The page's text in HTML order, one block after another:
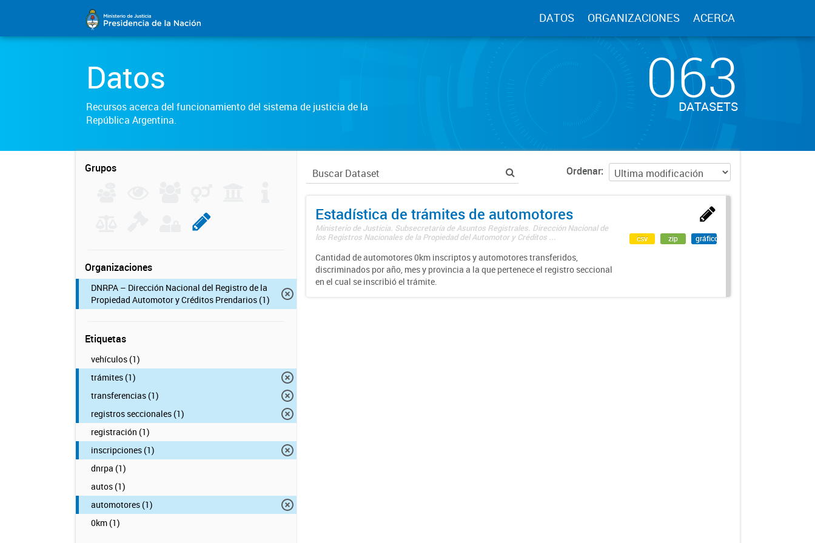
DATOS ORGANIZACIONES ACERCA
Datos
Recursos acerca del funcionamiento del sistema de justicia de la
República Argentina.
063
DATASETS
Grupos
Organizaciones
DNRPA – Dirección Nacional del Registro de la
Propiedad Automotor y Créditos Prendarios (1)
Etiquetas
vehículos (1)
trámites (1)
transferencias (1)
registros seccionales (1)
registración (1)
inscripciones (1)
dnrpa (1)
autos (1)
automotores (1)
0km (1)
Ordenar
Estadística de trámites de automotores
Ministerio de Justicia. Subsecretaría de Asuntos Registrales. Dirección Nacional de
los Registros Nacionales de la Propiedad del Automotor y Créditos ...
Cantidad de automotores 0km inscriptos y automotores transferidos,
discriminados por año, mes y provincia a la que pertenece el registro seccional
en el cual se inscribió el trámite.
csv zip gráfico